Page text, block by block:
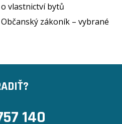
o vlastnictví bytů
zákoník – vybrané
140